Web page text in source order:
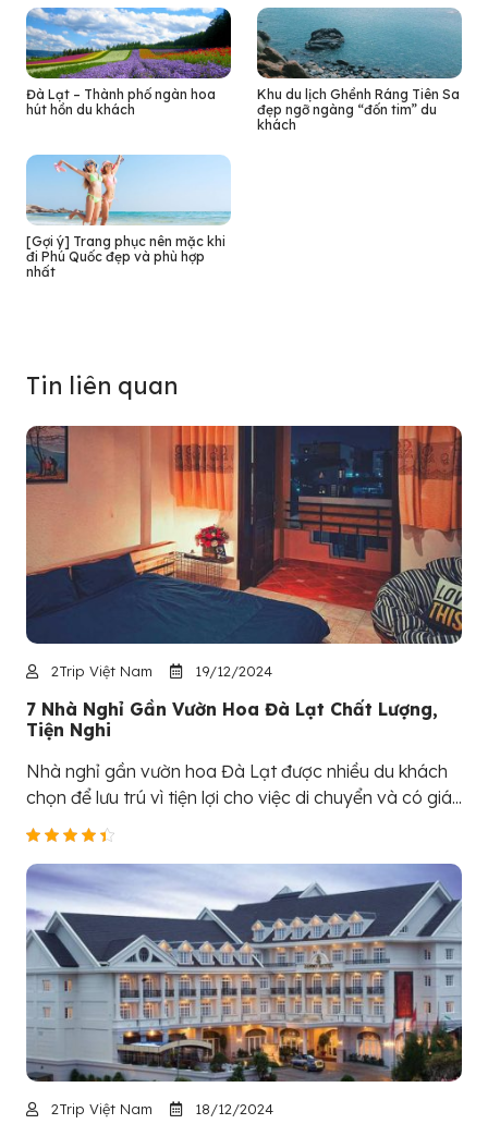
Đà Lạt – Thành phố ngàn hoa
hút hồn du khách
Khu du lịch Ghềnh Ráng Tiên Sa
đẹp ngỡ ngàng “đốn tim” du
khách
[Gợi ý] Trang phục nên mặc khi
đi Phú Quốc đẹp và phù hợp
nhất
Tin liên quan
2Trip Việt Nam 19/12/2024
7 Nhà Nghỉ Gần Vườn Hoa Đà Lạt Chất Lượng,
Tiện Nghi
Nhà nghỉ gần vườn hoa Đà Lạt được nhiều du khách
chọn để lưu trú vì tiện lợi cho việc di chuyển và có giá...
2Trip Việt Nam 18/12/2024